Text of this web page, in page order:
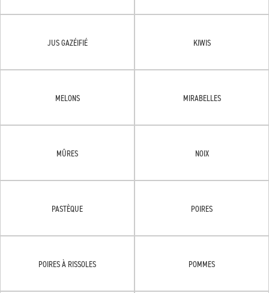
JUS GAZÉIFIÉ KIWIS
MELONS MIRABELLES
MÛRES NOIX
PASTÈQUE POIRES
POIRES À RISSOLES POMMES